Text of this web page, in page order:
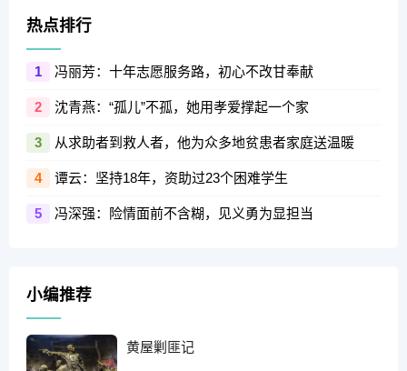
热点排行
1 冯丽芳：十年志愿服务路，初心不改甘奉献
2 沈青燕：“孤儿”不孤，她用孝爱撑起一个家
3 从求助者到救人者，他为众多地贫患者家庭送温暖
4 谭云：坚持18年，资助过23个困难学生
5 冯深强：险情面前不含糊，见义勇为显担当
小编推荐
黄屋剿匪记